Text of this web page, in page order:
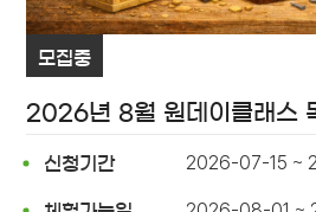
모집중
2026년 8월 원데이클래스
신청기간 2026-07-15 ~